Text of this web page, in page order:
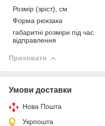
Розмір (зріст), см
Форма рюкзака
габаритні розміри під час
відправлення
Приховати
Умови доставки
Нова Пошта
Укрпошта